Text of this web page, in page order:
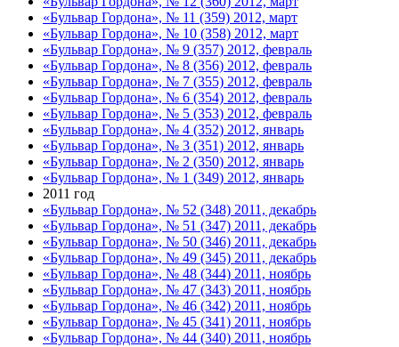
«Бульвар Гордона», № 11 (359) 2012, март
«Бульвар Гордона», № 10 (358) 2012, март
«Бульвар Гордона», № 9 (357) 2012, февраль
«Бульвар Гордона», № 8 (356) 2012, февраль
«Бульвар Гордона», № 7 (355) 2012, февраль
«Бульвар Гордона», № 6 (354) 2012, февраль
«Бульвар Гордона», № 5 (353) 2012, февраль
«Бульвар Гордона», № 4 (352) 2012, январь
«Бульвар Гордона», № 3 (351) 2012, январь
«Бульвар Гордона», № 2 (350) 2012, январь
«Бульвар Гордона», № 1 (349) 2012, январь
2011 год
«Бульвар Гордона», № 52 (348) 2011, декабрь
«Бульвар Гордона», № 51 (347) 2011, декабрь
«Бульвар Гордона», № 50 (346) 2011, декабрь
«Бульвар Гордона», № 49 (345) 2011, декабрь
«Бульвар Гордона», № 48 (344) 2011, ноябрь
«Бульвар Гордона», № 47 (343) 2011, ноябрь
«Бульвар Гордона», № 46 (342) 2011, ноябрь
«Бульвар Гордона», № 45 (341) 2011, ноябрь
«Бульвар Гордона», № 44 (340) 2011, ноябрь